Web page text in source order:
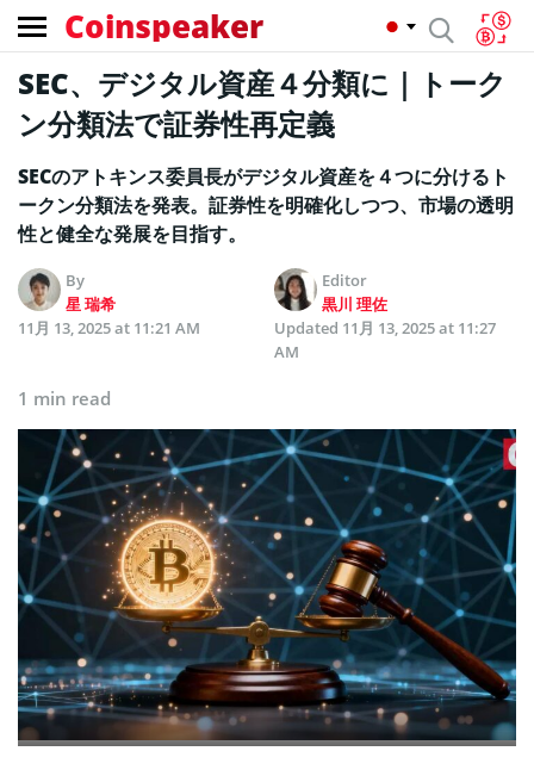
Coinspeaker
SEC、デジタル資産４分類に｜トーク
ン分類法で証券性再定義
SECのアトキンス委員長がデジタル資産を４つに分けるト
ークン分類法を発表。証券性を明確化しつつ、市場の透明
性と健全な発展を目指す。
By
星 瑞希
Editor
黒川 理佐
11月 13, 2025 at 11:21 AM
Updated 11月 13, 2025 at 11:27
AM
1 min read